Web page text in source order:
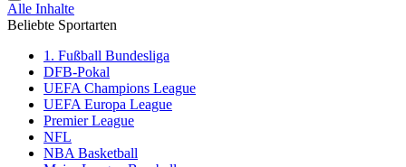
Alle Inhalte
Beliebte Sportarten
1. Fußball Bundesliga
DFB-Pokal
UEFA Champions League
UEFA Europa League
Premier League
NFL
NBA Basketball